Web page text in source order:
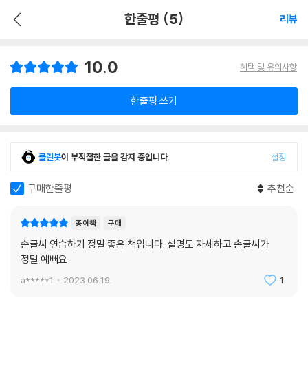
한줄평 (5) 리뷰
10.0 혜택 및 유의사항
한줄평 쓰기
클린봇이 부적절한 글을 감지 중입니다. 설정
구매한줄평 추천순
종이책 구매
손글씨 연습하기 정말 좋은 책입니다. 설명도 자세하고 손글씨가
정말 예뻐요
a*****1 2023.06.19. 1